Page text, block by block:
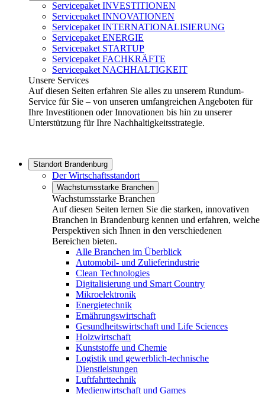
Servicepaket INVESTITIONEN
Servicepaket INNOVATIONEN
Servicepaket INTERNATIONALISIERUNG
Servicepaket ENERGIE
Servicepaket STARTUP
Servicepaket FACHKRÄFTE
Servicepaket NACHHALTIGKEIT
Unsere Services
Auf diesen Seiten erfahren Sie alles zu unserem Rundum-
Service für Sie – von unseren umfangreichen Angeboten für
Ihre Investitionen oder Innovationen bis hin zu unserer
Unterstützung für Ihre Nachhaltigkeitsstrategie.
Standort Brandenburg
Der Wirtschaftsstandort
Wachstumsstarke Branchen
Wachstumsstarke Branchen
Auf diesen Seiten lernen Sie die starken, innovativen
Branchen in Brandenburg kennen und erfahren, welche
Perspektiven sich Ihnen in den verschiedenen
Bereichen bieten.
Alle Branchen im Überblick
Automobil- und Zulieferindustrie
Clean Technologies
Digitalisierung und Smart Country
Mikroelektronik
Energietechnik
Ernährungswirtschaft
Gesundheitswirtschaft und Life Sciences
Holzwirtschaft
Kunststoffe und Chemie
Logistik und gewerblich-technische
Dienstleistungen
Luftfahrttechnik
Medienwirtschaft und Games